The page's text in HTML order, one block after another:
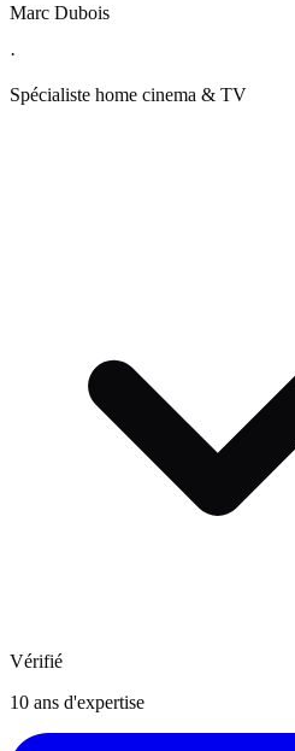
Marc Dubois
·
Spécialiste home cinema & TV
Vérifié
10 ans d'expertise